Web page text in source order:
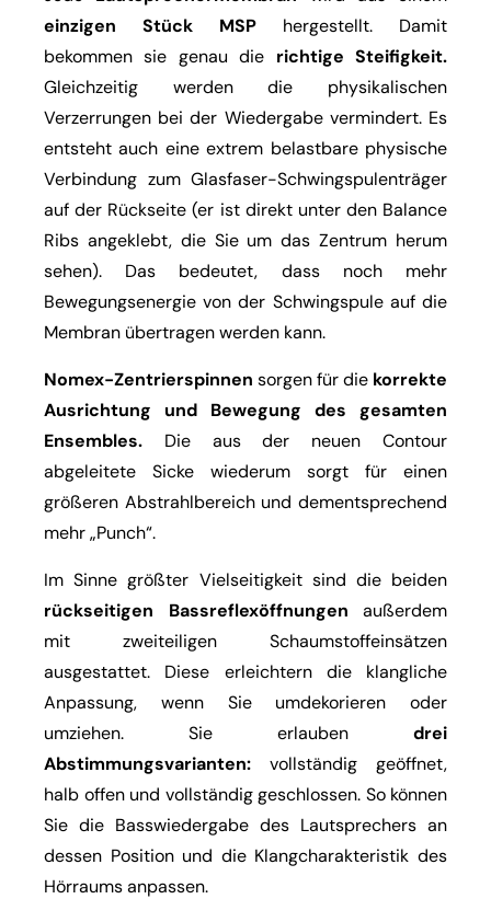
einzigen Stück MSP hergestellt. Damit
bekommen sie genau die richtige Steifigkeit.
Gleichzeitig werden die physikalischen
Verzerrungen bei der Wiedergabe vermindert. Es
entsteht auch eine extrem belastbare physische
Verbindung zum Glasfaser-Schwingspulenträger
auf der Rückseite (er ist direkt unter den Balance
Ribs angeklebt, die Sie um das Zentrum herum
sehen). Das bedeutet, dass noch mehr
Bewegungsenergie von der Schwingspule auf die
Membran übertragen werden kann.
Nomex-Zentrierspinnen sorgen für die korrekte
Ausrichtung und Bewegung des gesamten
Ensembles. Die aus der neuen Contour
abgeleitete Sicke wiederum sorgt für einen
größeren Abstrahlbereich und dementsprechend
mehr „Punch“.
Im Sinne größter Vielseitigkeit sind die beiden
rückseitigen Bassreflexöffnungen außerdem
mit zweiteiligen Schaumstoffeinsätzen
ausgestattet. Diese erleichtern die klangliche
Anpassung, wenn Sie umdekorieren oder
umziehen. Sie erlauben drei
Abstimmungsvarianten: vollständig geöffnet,
halb offen und vollständig geschlossen. So können
Sie die Basswiedergabe des Lautsprechers an
dessen Position und die Klangcharakteristik des
Hörraums anpassen.